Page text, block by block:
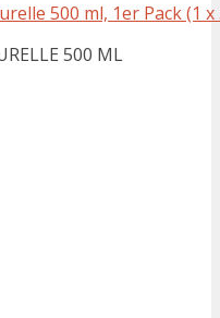
500 ml, 1er Pack (1 x
500 ML